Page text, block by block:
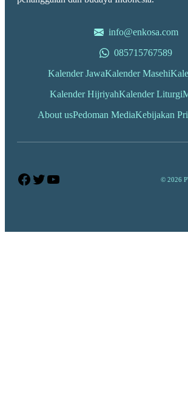
info@enkosa.com
085715767589
Kalender JawaKalender Masehi
Kalender HijriyahKalender Liturgi
About usPedoman MediaKebijakan
Facebook
Twitter
YouTube © 2026